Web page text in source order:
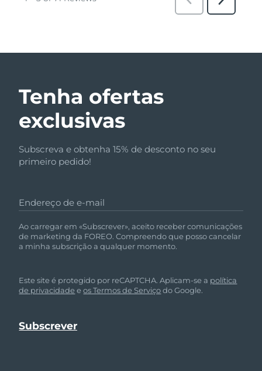
Tenha ofertas
exclusivas
Subscreva e obtenha 15% de desconto no seu
primeiro pedido!
Endereço de e-mail
Ao carregar em «Subscrever», aceito receber comunicações
de marketing da FOREO. Compreendo que posso cancelar
a minha subscrição a qualquer momento.
Este site é protegido por reCAPTCHA. Aplicam-se a política
de privacidade eos Termos de Serviçodo Google.